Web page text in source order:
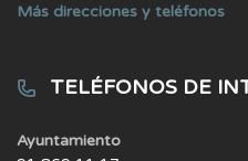
Más direcciones y teléfonos
TELÉFONOS DE
Ayuntamiento